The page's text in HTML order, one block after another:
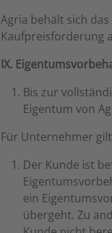
Agria behält sich
Kaufpreisforderung
IX.
Bis zur
Eigentum von
Für Unternehmer
Der Kunde ist
ein
übergeht. Zu